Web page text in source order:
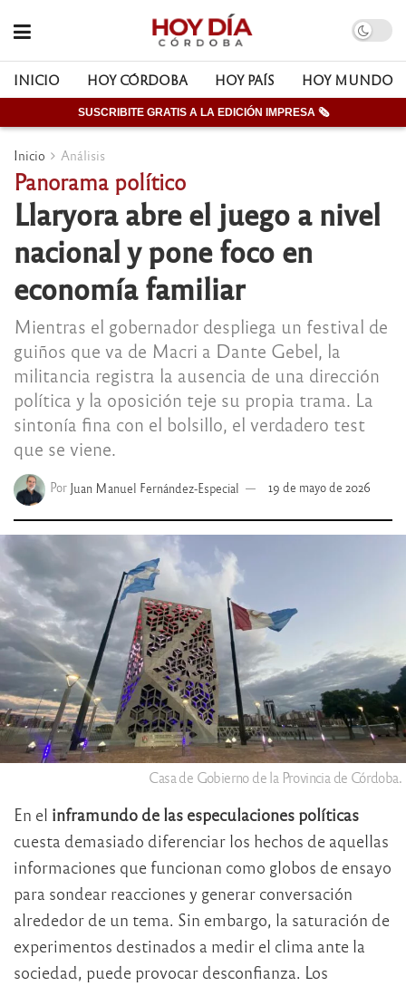
INICIO HOY CÓRDOBA HOY PAÍS HOY MUNDO
SUSCRIBITE GRATIS A LA EDICIÓN IMPRESA 🗞
Inicio Análisis
Panorama político
Llaryora abre el juego a nivel
nacional y pone foco en
economía familiar
Mientras el gobernador despliega un festival de
guiños que va de Macri a Dante Gebel, la
militancia registra la ausencia de una dirección
política y la oposición teje su propia trama. La
sintonía fina con el bolsillo, el verdadero test
que se viene.
Por Juan Manuel Fernández-Especial 19 de mayo de 2026
Casa de Gobierno de la Provincia de Córdoba.
En el inframundo de las especulaciones políticas
cuesta demasiado diferenciar los hechos de aquellas
informaciones que funcionan como globos de ensayo
para sondear reacciones y generar conversación
alrededor de un tema. Sin embargo, la saturación de
experimentos destinados a medir el clima ante la
sociedad, puede provocar desconfianza. Los